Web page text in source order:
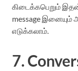
கிடைக்கபெறும்
message இனையும்
எடுக்கலாம்.
7.